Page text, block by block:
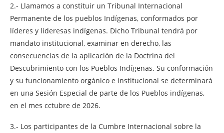
2.- Llamamos a constituir un Tribunal Internacional
Permanente de los pueblos Indígenas, conformados por
líderes y lideresas indígenas. Dicho Tribunal tendrá por
mandato institucional, examinar en derecho, las
consecuencias de la aplicación de la Doctrina del
Descubrimiento con los Pueblos Indígenas. Su conformación
y su funcionamiento orgánico e institucional se determinará
en una Sesión Especial de parte de los Pueblos indígenas,
en el mes cctubre de 2026.
3.- Los participantes de la Cumbre Internacional sobre la